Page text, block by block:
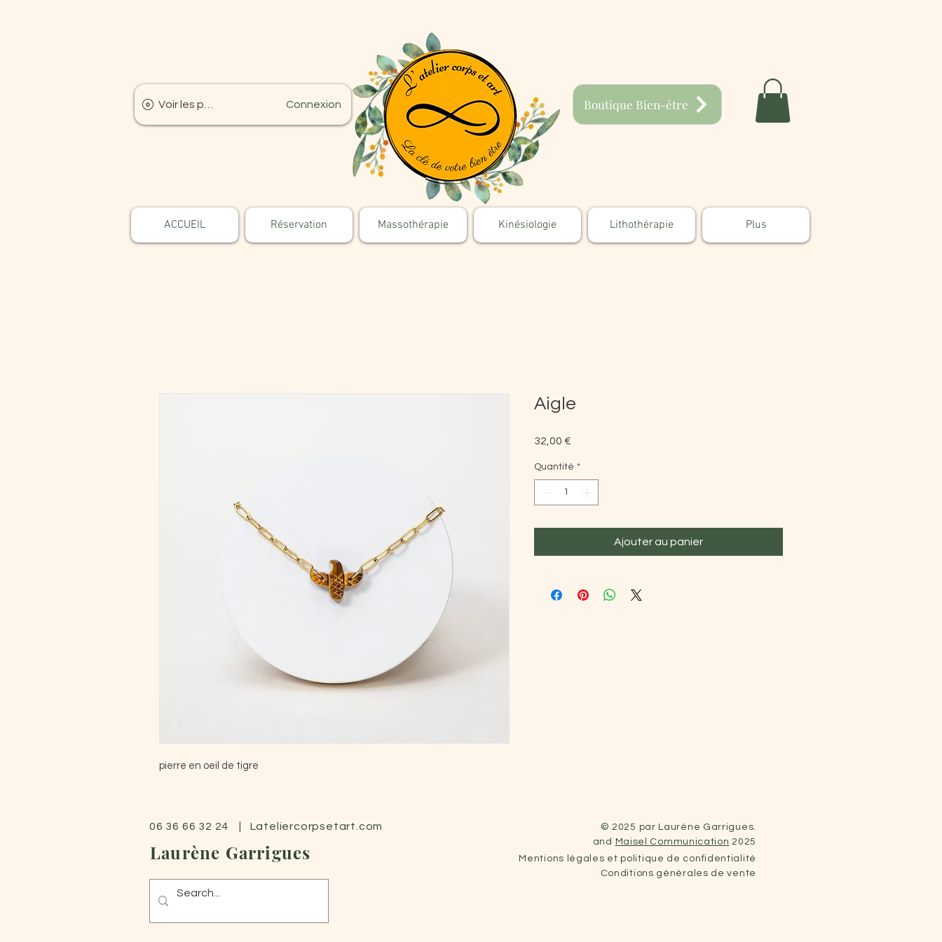
Connexion
Voir les points Boutique Bien-être
ACCUEIL Réservation Massothérapie Kinésiologie Lithothérapie Plus
pierre en oeil de tigre
Aigle
32,00 €
Quantité *
Ajouter au panier
06 36 66 32 24 | Lateliercorpsetart.com
Laurène Garrigues
© 2025 par Laurène Garrigues.
and
Maisel Communication 2025
Mentions légales et politique de confidentialité
Conditions générales de vente